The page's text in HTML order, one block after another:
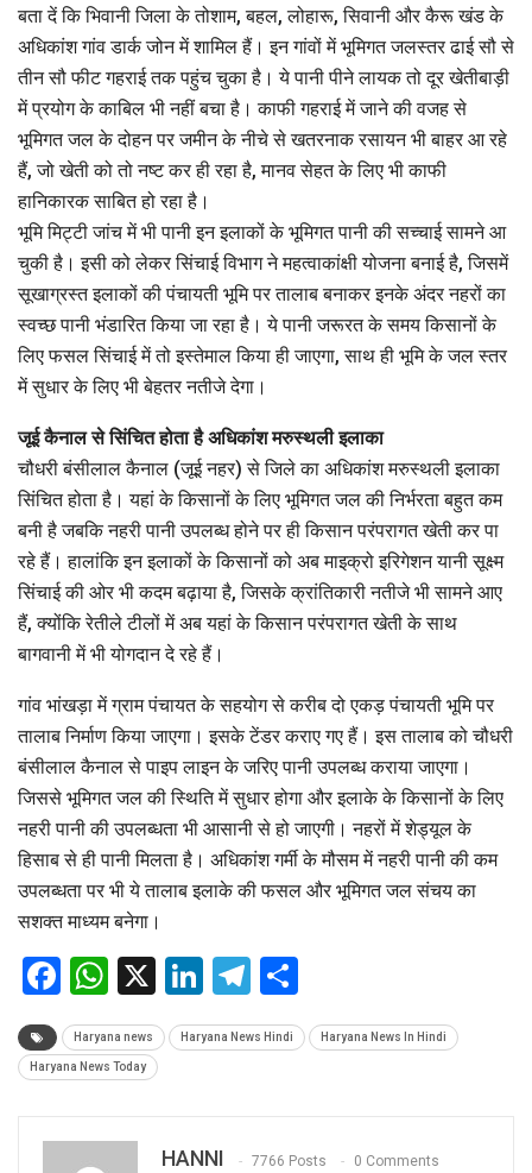
बता दें कि भिवानी जिला के तोशाम, बहल, लोहारू, सिवानी और कैरू खंड के
अधिकांश गांव डार्क जोन में शामिल हैं। इन गांवों में भूमिगत जलस्तर ढाई सौ से
तीन सौ फीट गहराई तक पहुंच चुका है। ये पानी पीने लायक तो दूर खेतीबाड़ी
में प्रयोग के काबिल भी नहीं बचा है। काफी गहराई में जाने की वजह से
भूमिगत जल के दोहन पर जमीन के नीचे से खतरनाक रसायन भी बाहर आ रहे
हैं, जो खेती को तो नष्ट कर ही रहा है, मानव सेहत के लिए भी काफी
हानिकारक साबित हो रहा है।
भूमि मिट्टी जांच में भी पानी इन इलाकों के भूमिगत पानी की सच्चाई सामने आ
चुकी है। इसी को लेकर सिंचाई विभाग ने महत्वाकांक्षी योजना बनाई है, जिसमें
सूखाग्रस्त इलाकों की पंचायती भूमि पर तालाब बनाकर इनके अंदर नहरों का
स्वच्छ पानी भंडारित किया जा रहा है। ये पानी जरूरत के समय किसानों के
लिए फसल सिंचाई में तो इस्तेमाल किया ही जाएगा, साथ ही भूमि के जल स्तर
में सुधार के लिए भी बेहतर नतीजे देगा।
जूई कैनाल से सिंचित होता है अधिकांश मरुस्थली इलाका
चौधरी बंसीलाल कैनाल (जूई नहर) से जिले का अधिकांश मरुस्थली इलाका
सिंचित होता है। यहां के किसानों के लिए भूमिगत जल की निर्भरता बहुत कम
बनी है जबकि नहरी पानी उपलब्ध होने पर ही किसान परंपरागत खेती कर पा
रहे हैं। हालांकि इन इलाकों के किसानों को अब माइक्रो इरिगेशन यानी सूक्ष्म
सिंचाई की ओर भी कदम बढ़ाया है, जिसके क्रांतिकारी नतीजे भी सामने आए
हैं, क्योंकि रेतीले टीलों में अब यहां के किसान परंपरागत खेती के साथ
बागवानी में भी योगदान दे रहे हैं।
गांव भांखड़ा में ग्राम पंचायत के सहयोग से करीब दो एकड़ पंचायती भूमि पर
तालाब निर्माण किया जाएगा। इसके टेंडर कराए गए हैं। इस तालाब को चौधरी
बंसीलाल कैनाल से पाइप लाइन के जरिए पानी उपलब्ध कराया जाएगा।
जिससे भूमिगत जल की स्थिति में सुधार होगा और इलाके के किसानों के लिए
नहरी पानी की उपलब्धता भी आसानी से हो जाएगी। नहरों में शेड्यूल के
हिसाब से ही पानी मिलता है। अधिकांश गर्मी के मौसम में नहरी पानी की कम
उपलब्धता पर भी ये तालाब इलाके की फसल और भूमिगत जल संचय का
सशक्त माध्यम बनेगा।
Facebook
WhatsApp
X LinkedIn
Telegram
Haryana news Haryana News Hindi Haryana News In Hindi
Haryana News Today
HANNI 7766 Posts 0 Comments